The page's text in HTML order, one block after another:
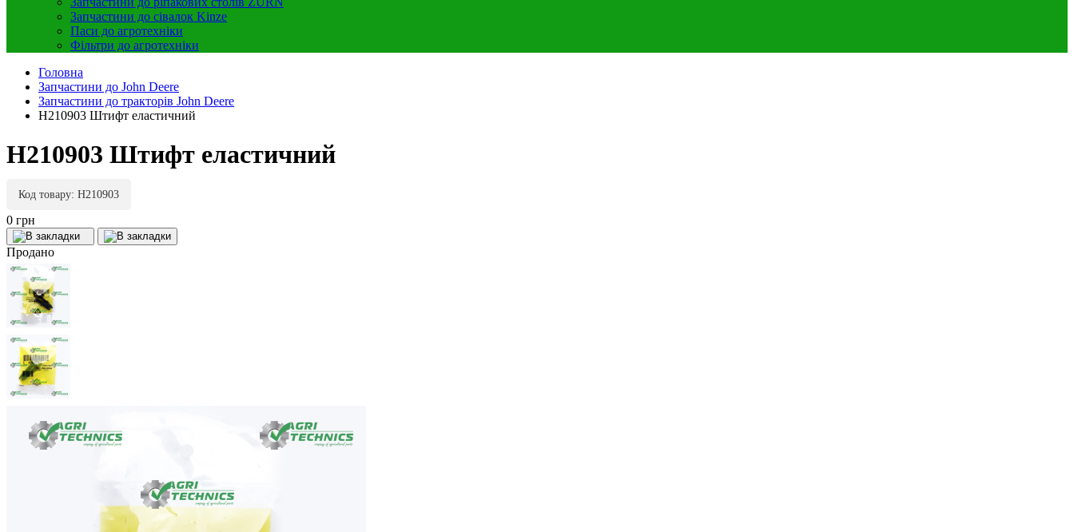
Запчастини до сівалок Kinze
Паси до агротехніки
Фільтри до агротехніки
Головна
Запчастини до John Deere
Запчастини до тракторів John Deere
H210903 Штифт еластичний
H210903 Штифт еластичний
Код товару: H210903
0 грн
Продано